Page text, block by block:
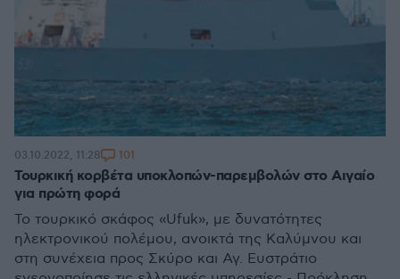
Τουρκική κορβέτα υποκλοπών-παρεμβολών στο Αιγαίο
για πρώτη φορά
Το τουρκικό σκάφος «Ufuk», με δυνατότητες
ηλεκτρονικού πολέμου, ανοικτά της Καλύμνου και
στη συνέχεια προς Σκύρο και Αγ. Ευστράτιο
03.10.2022, 11:28 101